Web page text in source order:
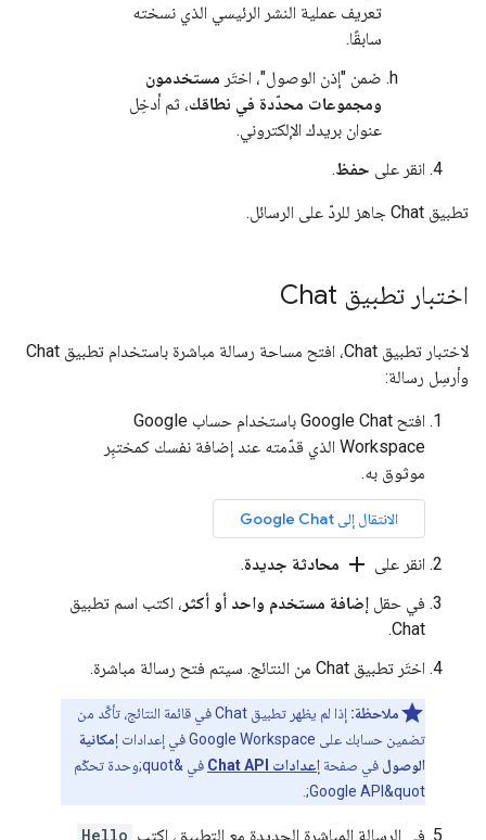
تعريف عملية النشر الرئيسي الذي نسخته
سابقًا.
ضمن "إذن الوصول"، اختَر مستخدمون
ومجموعات محدّدة في نطاقك، ثم أدخِل
عنوان بريدك الإلكتروني.
انقر على حفظ.
تطبيق Chat جاهز للردّ على الرسائل.
اختبار تطبيق Chat
لاختبار تطبيق Chat، افتح مساحة رسالة مباشرة باستخدام تطبيق Chat
وأرسِل رسالة:
افتح Google Chat باستخدام حساب Google
Workspace الذي قدّمته عند إضافة نفسك كمختبِر
موثوق به.
الانتقال إلى Google Chat
انقر على add محادثة جديدة.
في حقل إضافة مستخدم واحد أو أكثر ، اكتب اسم تطبيق
Chat.
اختَر تطبيق Chat من النتائج. سيتم فتح رسالة مباشرة.
ملاحظة:
إذا لم يظهر تطبيق Chat في قائمة النتائج، تأكَّد من
تضمين حسابك على Google Workspace في إعدادات
إمكانية
الوصول في صفحة إعدادات Chat API
في &quot;وحدة تحكّم
Google API&quot;.
في الرسالة المباشرة الجديدة مع التطبيق، اكتب Hello